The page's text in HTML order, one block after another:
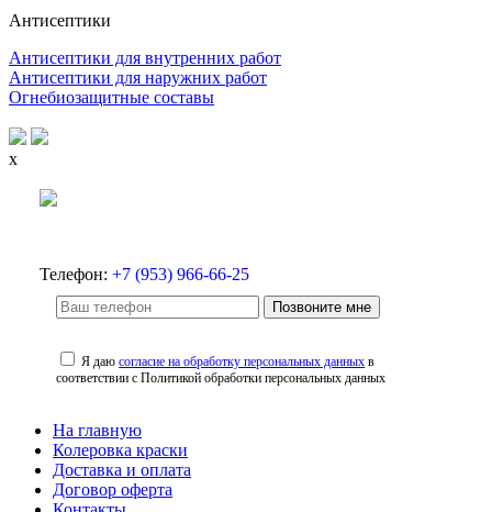
Антисептики
Антисептики для внутренних работ
Антисептики для наружних работ
Огнебиозащитные составы
x
Телефон: +7 (953) 966-66-25
Позвоните мне
Я даюсогласие на обработку персональных данных в
соответствии с Политикой обработки персональных данных
На главную
Колеровка краски
Доставка и оплата
Договор оферта